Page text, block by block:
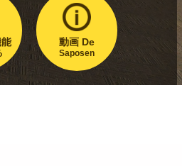
動画 De
Saposen